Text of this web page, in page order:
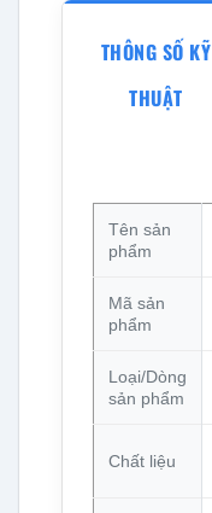
THÔNG SỐ KỸ
THUẬT
Tên sản
phẩm
Mã sản
phẩm
Loại/Dòng
sản phẩm
Chất liệu